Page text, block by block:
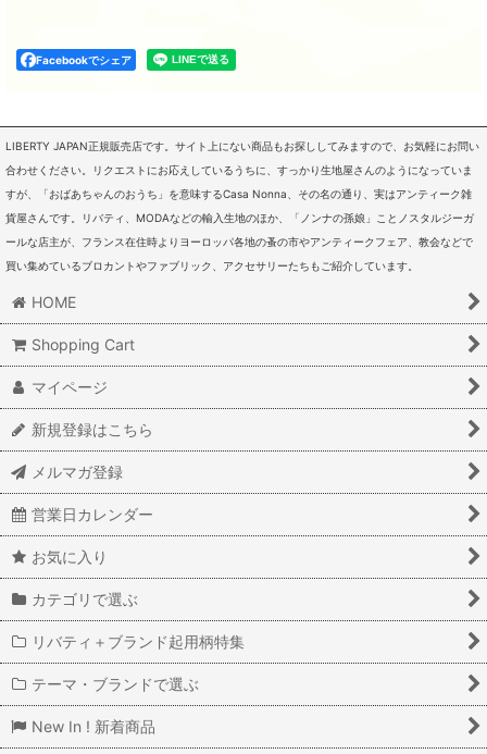
Facebookでシェア
LIBERTY JAPAN正規販売店です。サイト上にない商品もお探ししてみますので、お気軽にお問い
合わせください。リクエストにお応えしているうちに、すっかり生地屋さんのようになっていま
すが、「おばあちゃんのおうち」を意味するCasa Nonna、その名の通り、実はアンティーク雑
貨屋さんです。リバティ、MODAなどの輸入生地のほか、「ノンナの孫娘」ことノスタルジーガ
ールな店主が、フランス在住時よりヨーロッパ各地の蚤の市やアンティークフェア、教会などで
買い集めているブロカントやファブリック、アクセサリーたちもご紹介しています。
HOME
Shopping Cart
マイページ
新規登録はこちら
メルマガ登録
営業日カレンダー
お気に入り
カテゴリで選ぶ
リバティ＋ブランド起用柄特集
テーマ・ブランドで選ぶ
New In ! 新着商品